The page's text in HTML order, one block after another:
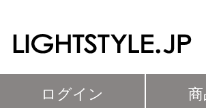
ログイン